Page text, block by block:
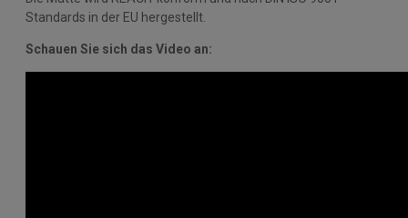
Standards in der EU hergestellt.
Schauen Sie sich das Video an: